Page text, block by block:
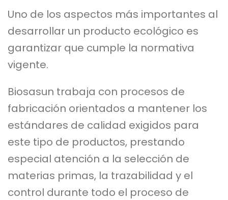
Uno de los aspectos más importantes al
desarrollar un producto ecológico es
garantizar que cumple la normativa
vigente.
Biosasun trabaja con procesos de
fabricación orientados a mantener los
estándares de calidad exigidos para
este tipo de productos, prestando
especial atención a la selección de
materias primas, la trazabilidad y el
control durante todo el proceso de